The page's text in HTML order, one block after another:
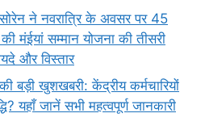
ने नवरात्रि के अवसर पर 45
मंईयां सम्मान योजना की तीसरी
और विस्तार
खुशखबरी: केंद्रीय कर्मचारियों
यहाँ जानें सभी महत्वपूर्ण जानकारी